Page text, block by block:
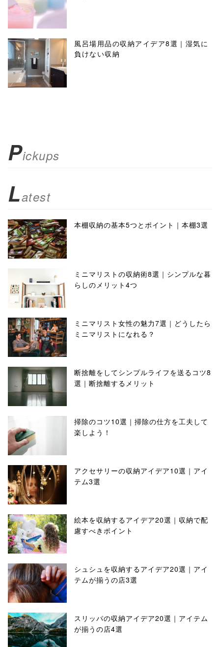
風呂場用品の収納アイデア8選｜湿気に
負けない収納
Pickups
Latest
本棚収納の基本5つとポイント｜本棚3選
ミニマリストの収納術8選｜シンプルな暮
らしのメリット4つ
ミニマリスト女性の魅力7選｜どうしたら
ミニマリストになれる？
断捨離をしてシンプルライフを送るコツ8
選｜断捨離するメリット
掃除のコツ10選｜掃除の仕方を工夫して
楽しよう！
アクセサリーの収納アイデア10選｜アイ
テム3選
絵本を収納するアイデア20選｜収納で配
慮すべきポイント
シュシュを収納するアイデア20選｜アイ
テムが揃うの店3選
スリッパの収納アイデア20選｜アイテム
が揃うの店4選